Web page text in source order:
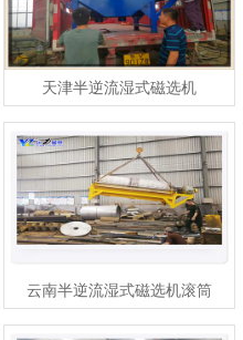
天津半逆流湿式磁选机
云南半逆流湿式磁选机滚筒